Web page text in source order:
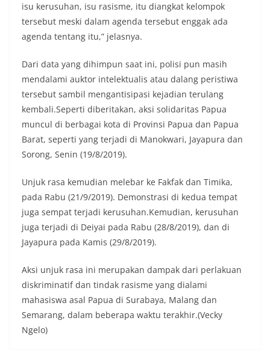
isu kerusuhan, isu rasisme, itu diangkat kelompok
tersebut meski dalam agenda tersebut enggak ada
agenda tentang itu,” jelasnya.
Dari data yang dihimpun saat ini, polisi pun masih
mendalami auktor intelektualis atau dalang peristiwa
tersebut sambil mengantisipasi kejadian terulang
kembali.Seperti diberitakan, aksi solidaritas Papua
muncul di berbagai kota di Provinsi Papua dan Papua
Barat, seperti yang terjadi di Manokwari, Jayapura dan
Sorong, Senin (19/8/2019).
Unjuk rasa kemudian melebar ke Fakfak dan Timika,
pada Rabu (21/9/2019). Demonstrasi di kedua tempat
juga sempat terjadi kerusuhan.Kemudian, kerusuhan
juga terjadi di Deiyai pada Rabu (28/8/2019), dan di
Jayapura pada Kamis (29/8/2019).
Aksi unjuk rasa ini merupakan dampak dari perlakuan
diskriminatif dan tindak rasisme yang dialami
mahasiswa asal Papua di Surabaya, Malang dan
Semarang, dalam beberapa waktu terakhir.(Vecky
Ngelo)